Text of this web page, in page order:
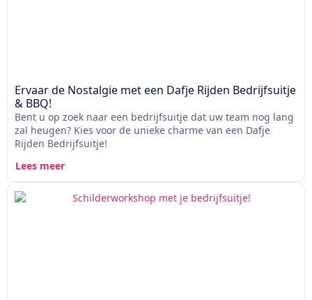
Ervaar de Nostalgie met een Dafje Rijden Bedrijfsuitje
& BBQ!
Bent u op zoek naar een bedrijfsuitje dat uw team nog lang
zal heugen? Kies voor de unieke charme van een Dafje
Rijden Bedrijfsuitje!
Lees meer